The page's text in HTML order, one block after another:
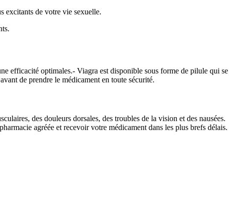
excitants de votre vie sexuelle.
efficacité optimales.- Viagra est disponible sous forme de pilule qui se
de prendre le médicament en toute sécurité.
des douleurs dorsales, des troubles de la vision et des nausées.
agréée et recevoir votre médicament dans les plus brefs délais.